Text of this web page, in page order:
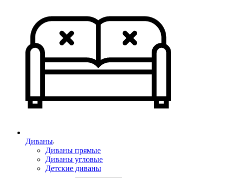
Диваны
Диваны прямые
Диваны угловые
Детские диваны